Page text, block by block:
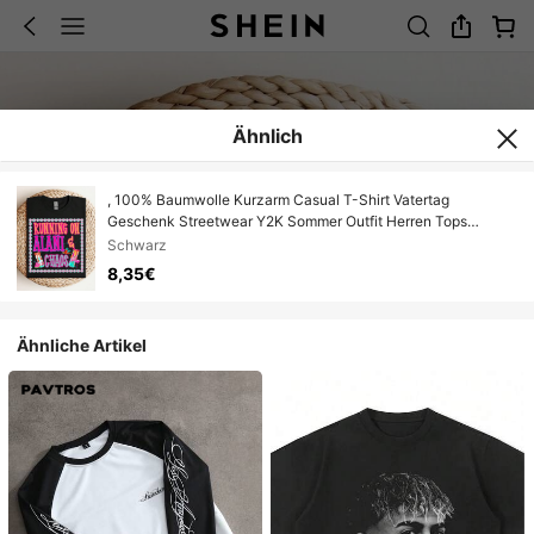
Ähnlich
, 100% Baumwolle Kurzarm Casual T-Shirt Vatertag
Geschenk Streetwear Y2K Sommer Outfit Herren Tops
Sommer Herren T-Shirt T-Shirt Herren Vatertag Geschenk
Running On Alani
Schwarz
8,35€
Ähnliche Artikel